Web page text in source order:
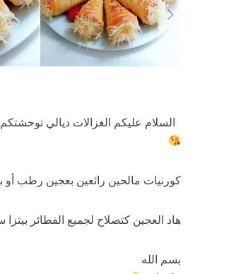
السلام عليكم الغزالات ديالي
كورنيات مالحين رائعين بعجين رطب أو
هاد العجين كتصلاح لجميع الفطائر
بسم الله